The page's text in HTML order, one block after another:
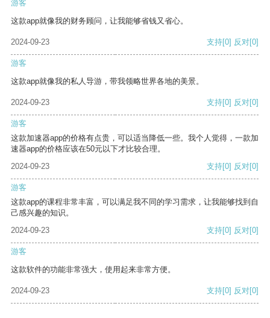
游客
这款app就像我的财务顾问，让我能够省钱又省心。
2024-09-23 支持[0] 反对[0]
游客
这款app就像我的私人导游，带我领略世界各地的美景。
2024-09-23 支持[0] 反对[0]
游客
这款加速器app的价格有点贵，可以适当降低一些。我个人觉得，一款加
速器app的价格应该在50元以下才比较合理。
2024-09-23
支持[0] 反对[0]
游客
这款app的课程非常丰富，可以满足我不同的学习需求，让我能够找到自
己感兴趣的知识。
2024-09-23
支持[0] 反对[0]
游客
这款软件的功能非常强大，使用起来非常方便。
2024-09-23 支持[0] 反对[0]